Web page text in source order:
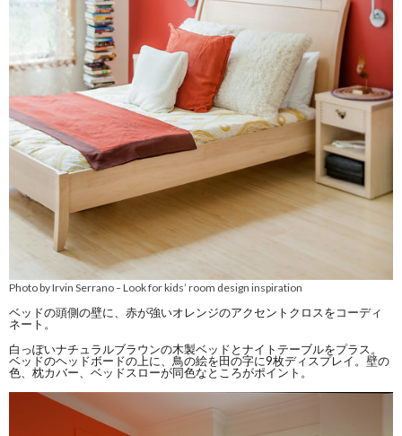
Photo by Irvin Serrano–Look for kids’ room design inspiration
ベッドの頭側の壁に、赤が強いオレンジのアクセントクロスをコーディ
ネート。
白っぽいナチュラルブラウンの木製ベッドとナイトテーブルをプラス。
ベッドのヘッドボードの上に、鳥の絵を田の字に9枚ディスプレイ。壁の
色、枕カバー、ベッドスローが同色なところがポイント。